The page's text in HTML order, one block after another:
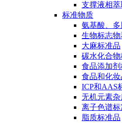
支撑液相
标准物质
氨基酸、
生物标志
大麻标准品
碳水化合物
食品添加剂
食品和化
ICP和AAS
无机元素
离子色谱标
脂质标准品